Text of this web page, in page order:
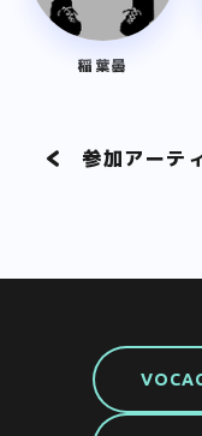
稲葉曇
参加アーテ